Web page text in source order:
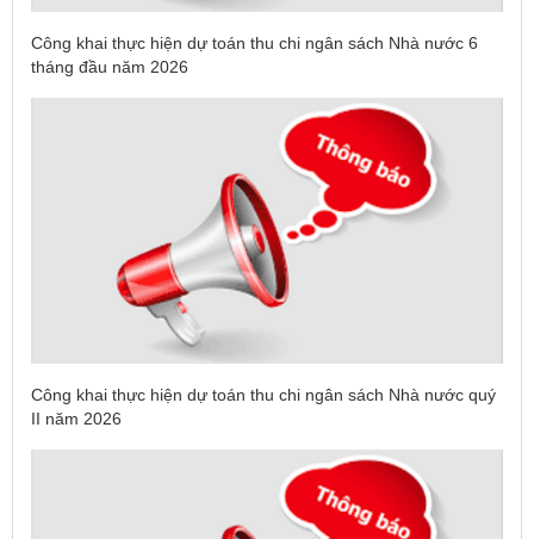
Công khai thực hiện dự toán thu chi ngân sách Nhà nước 6
tháng đầu năm 2026
Công khai thực hiện dự toán thu chi ngân sách Nhà nước quý
II năm 2026